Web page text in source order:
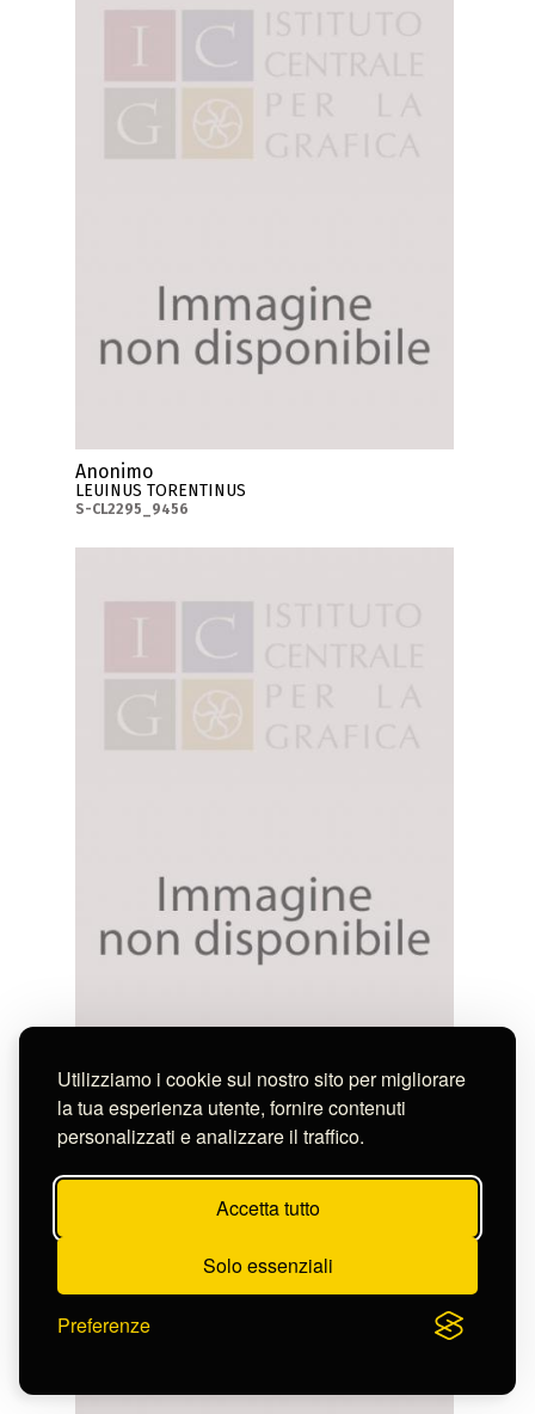
Utilizziamo i cookie sul nostro sito per migliorare
la tua esperienza utente, fornire contenuti
personalizzati e analizzare il traffico.
Accetta tutto
Solo essenziali
Preferenze
Anonimo
LEUINUS TORENTINUS
S-CL2295_9456
JOANNES CASA
S-CL2295_9457